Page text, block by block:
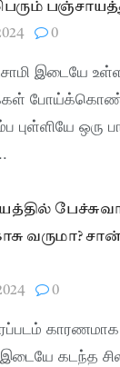
0
இடையே உள்ள
ஒரு
வருமா?
0
காரணமாக
கடந்த